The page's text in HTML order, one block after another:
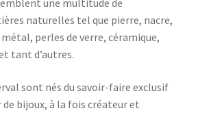
une multitude de
naturelles tel que pierre, nacre,
perles de verre, céramique,
tant d’autres.
sont nés du savoir-faire exclusif
bijoux, à la fois créateur et